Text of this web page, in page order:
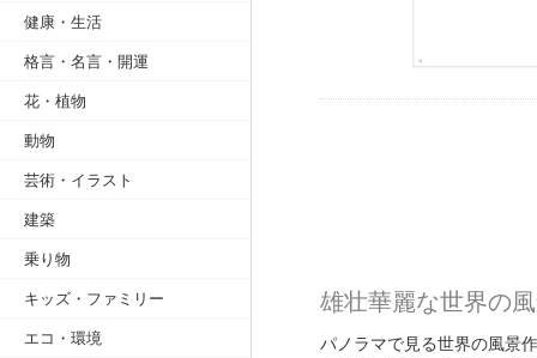
雄壮華麗な世界の
パノラマで見る世界の風景
健康・生活
格言・名言・開運
花・植物
動物
芸術・イラスト
建築
乗り物
キッズ・ファミリー
エコ・環境